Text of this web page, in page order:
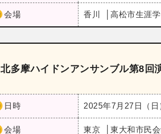
会場 香川 高松市生涯
北多摩ハイドンアンサンブル第8回
日時 2025年7月27日（日
会場 東京 東大和市民